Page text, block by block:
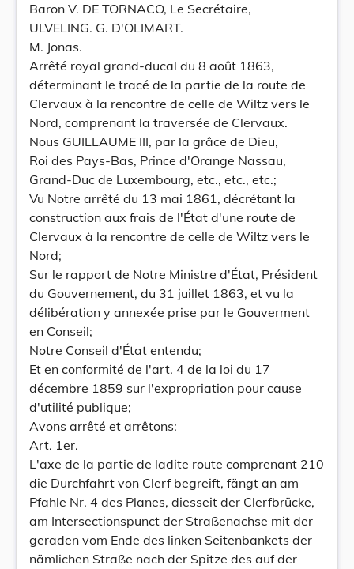
Baron V. DE TORNACO, Le Secrétaire,
ULVELING. G. D'OLIMART.
M. Jonas.
Arrêté royal grand-ducal du 8 août 1863,
déterminant le tracé de la partie de la route de
Clervaux à la rencontre de celle de Wiltz vers le
Nord, comprenant la traversée de Clervaux.
Nous GUILLAUME III, par la grâce de Dieu,
Roi des Pays-Bas, Prince d'Orange Nassau,
Grand-Duc de Luxembourg, etc., etc., etc.;
Vu Notre arrêté du 13 mai 1861, décrétant la
construction aux frais de l'État d'une route de
Clervaux à la rencontre de celle de Wiltz vers le
Nord;
Sur le rapport de Notre Ministre d'État, Président
du Gouvernement, du 31 juillet 1863, et vu la
délibération y annexée prise par le Gouverment
en Conseil;
Notre Conseil d'État entendu;
Et en conformité de l'art. 4 de la loi du 17
décembre 1859 sur l'expropriation pour cause
d'utilité publique;
Avons arrêté et arrêtons:
Art. 1er.
L'axe de la partie de ladite route comprenant 210
die Durchfahrt von Clerf begreift, fängt an am
Pfahle Nr. 4 des Planes, diesseit der Clerfbrücke,
am Intersectionspunct der Straßenachse mit der
geraden vom Ende des linken Seitenbankets der
nämlichen Straße nach der Spitze des auf der